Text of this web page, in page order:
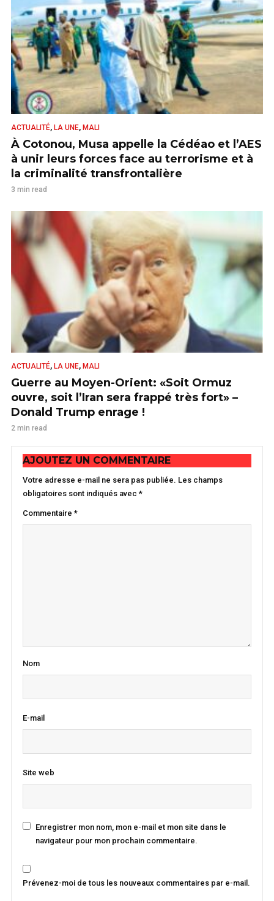
ACTUALITÉ, LA UNE, MALI
À Cotonou, Musa appelle la Cédéao et l’AES
à unir leurs forces face au terrorisme et à
la criminalité transfrontalière
3 min read
ACTUALITÉ, LA UNE, MALI
Guerre au Moyen-Orient: «Soit Ormuz
ouvre, soit l’Iran sera frappé très fort» –
Donald Trump enrage !
2 min read
AJOUTEZ UN COMMENTAIRE
Votre adresse e-mail ne sera pas publiée. Les champs
obligatoires sont indiqués avec *
Commentaire *
Nom
E-mail
Site web
Enregistrer mon nom, mon e-mail et mon site dans le
navigateur pour mon prochain commentaire.
Prévenez-moi de tous les nouveaux commentaires par e-mail.